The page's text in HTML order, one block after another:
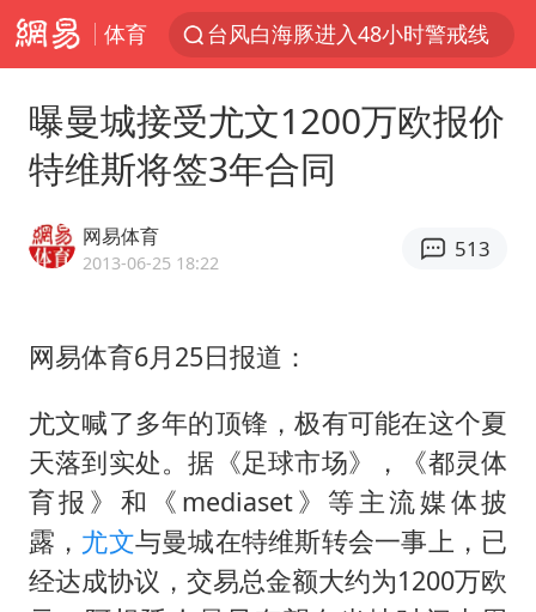
体育
台风白海豚进入48小时警戒线
李亚鹏向地铁吐血女孩捐99999元
多地要求领导干部带头休假
中方回应是否在太平洋海底开采稀土
女子利用漏洞0元薅走3000多件家电
宇树科技 打新
今年已有4位周星驰电影配角去世
房主任回应争议
曝曼城接受尤文1200万欧报价
特维斯将签3年合同
网易体育
2013-06-25 18:22
513
网易体育6月25日报道：
尤文喊了多年的顶锋，极有可能在这个夏
天落到实处。据《足球市场》，《都灵体
育报》和《mediaset》等主流媒体披
露， 尤文与曼城在特维斯转会一事上，已
经达成协议，交易总金额大约为1200万欧